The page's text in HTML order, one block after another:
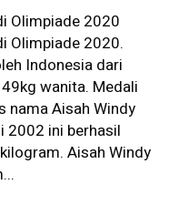
Olimpiade 2020
Olimpiade 2020.
Indonesia dari
wanita. Medali
nama Aisah Windy
2002 ini berhasil
Aisah Windy